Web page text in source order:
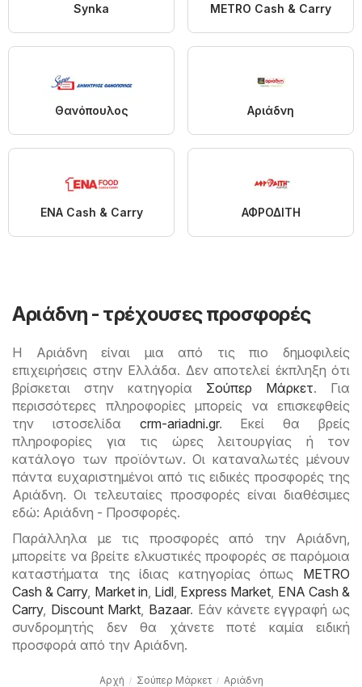
Synka METRO Cash & Carry
Θανόπουλος Αριάδνη
ENA Cash & Carry ΑΦΡΟΔΙΤΗ
Αριάδνη - τρέχουσες προσφορές
Η Αριάδνη είναι μια από τις πιο δημοφιλείς
επιχειρήσεις στην Ελλάδα. Δεν αποτελεί έκπληξη ότι
βρίσκεται στην κατηγορία Σούπερ Μάρκετ. Για
περισσότερες πληροφορίες μπορείς να επισκεφθείς
την ιστοσελίδα crm-ariadni.gr. Εκεί θα βρείς
πληροφορίες για τις ώρες λειτουργίας ή τον
κατάλογο των προϊόντων. Οι καταναλωτές μένουν
πάντα ευχαριστημένοι από τις ειδικές προσφορές της
Αριάδνη. Οι τελευταίες προσφορές είναι διαθέσιμες
εδώ: Αριάδνη - Προσφορές.
Παράλληλα με τις προσφορές από την Αριάδνη,
μπορείτε να βρείτε ελκυστικές προφορές σε παρόμοια
καταστήματα της ίδιας κατηγορίας όπως METRO
Cash & Carry, Market in, Lidl Express Market ENA Cash &
Carry, Discount Markt Bazaar. Εάν κάνετε εγγραφή ως
συνδρομητής δεν θα χάνετε ποτέ καμία ειδική
προσφορά από την Αριάδνη.
Αρχή Σούπερ Μάρκετ Αριάδνη